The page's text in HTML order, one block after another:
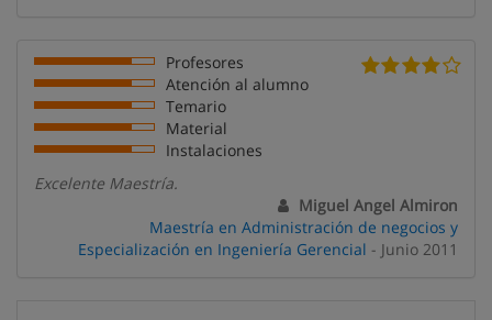
Profesores
Atención al alumno
Temario
Material
Instalaciones
Excelente Maestría.
Miguel Angel Almiron
Maestría en Administración de negocios y
Especialización en Ingeniería Gerencial - Junio 2011